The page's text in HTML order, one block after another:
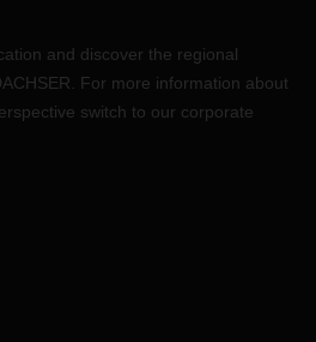
and discover the regional
For more information about
switch to our corporate